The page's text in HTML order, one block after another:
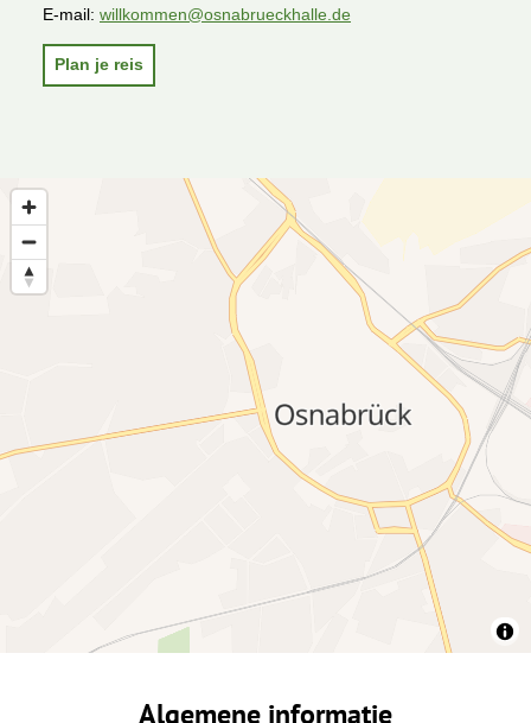
E-mail: willkommen@osnabrueckhalle.de
Plan je reis
Algemene informatie